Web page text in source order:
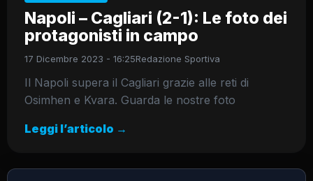
Napoli – Cagliari (2-1): Le foto dei
protagonisti in campo
17 Dicembre 2023 - 16:25Redazione Sportiva
Il Napoli supera il Cagliari grazie alle reti di
Osimhen e Kvara. Guarda le nostre foto
Leggi l’articolo →